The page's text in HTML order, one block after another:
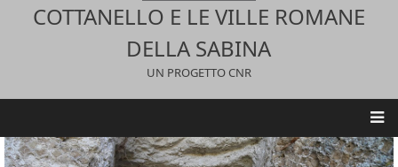
COTTANELLO E LE VILLE ROMANE
DELLA SABINA
UN PROGETTO CNR
Main